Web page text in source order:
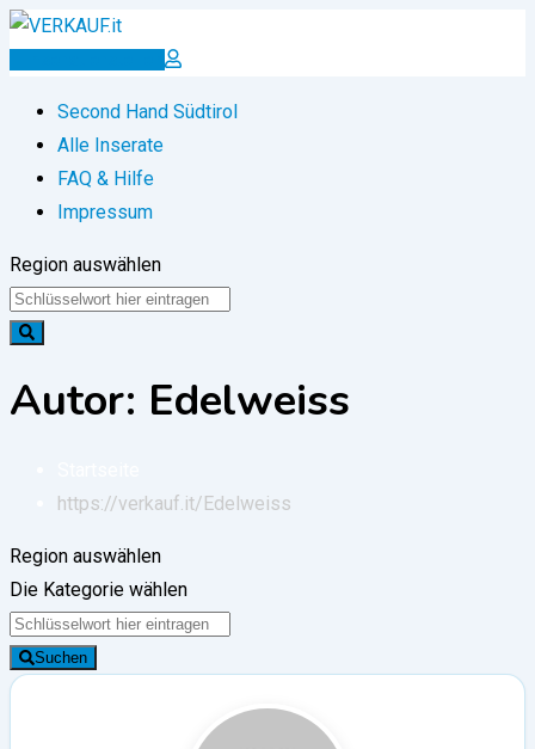
Zum
Inserat erstellen
Second Hand Südtirol
Alle Inserate
FAQ & Hilfe
Impressum
Region auswählen
Autor: Edelweiss
https://verkauf.it/ Edelweiss
Region auswählen
Die Kategorie wählen
Suchen